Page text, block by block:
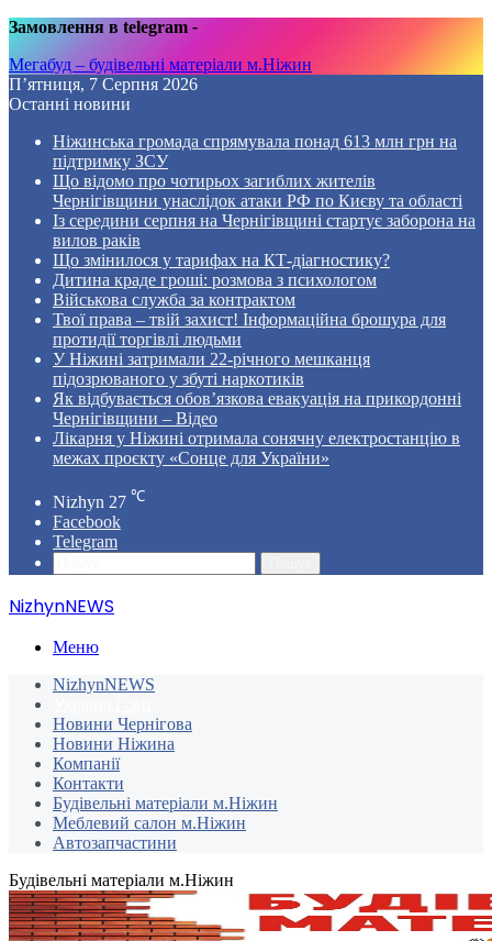
Замовлення в telegram -
Мегабуд – будівельні матеріали м.Ніжин
П’ятниця, 7 Серпня 2026
Останні новини
Ніжинська громада спрямувала понад 613 млн грн на
підтримку ЗСУ
Що відомо про чотирьох загиблих жителів
Чернігівщини унаслідок атаки РФ по Києву та області
Із середини серпня на Чернігівщині стартує заборона на
вилов раків
Що змінилося у тарифах на КТ-діагностику?
Дитина краде гроші: розмова з психологом
Військова служба за контрактом
Твої права – твій захист! Інформаційна брошура для
протидії торгівлі людьми
У Ніжині затримали 22-річного мешканця
підозрюваного у збуті наркотиків
Як відбувається обов’язкова евакуація на прикордонні
Чернігівщини – Відео
Лікарня у Ніжині отримала сонячну електростанцію в
межах проєкту «Сонце для України»
Nizhyn 27 ℃
Facebook
Telegram
NizhynNEWS
Меню
NizhynNEWS
Новини Чернігова
Новини Ніжина
Компанії
Контакти
Будівельні матеріали м.Ніжин
Меблевий салон м.Ніжин
Автозапчастини
Будівельні матеріали м.Ніжин